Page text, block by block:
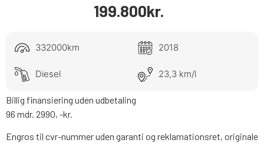
199.800kr.
332000km 2018
Diesel 23,3 km/l
Billig finansiering uden udbetaling
96 mdr. 2990, -kr.
Engros til cvr-nummer uden garanti og reklamationsret, originale